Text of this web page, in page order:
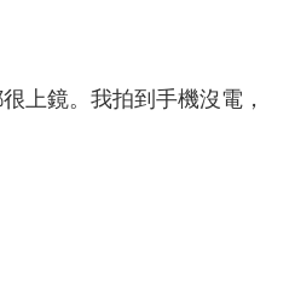
上鏡。我拍到手機沒電，